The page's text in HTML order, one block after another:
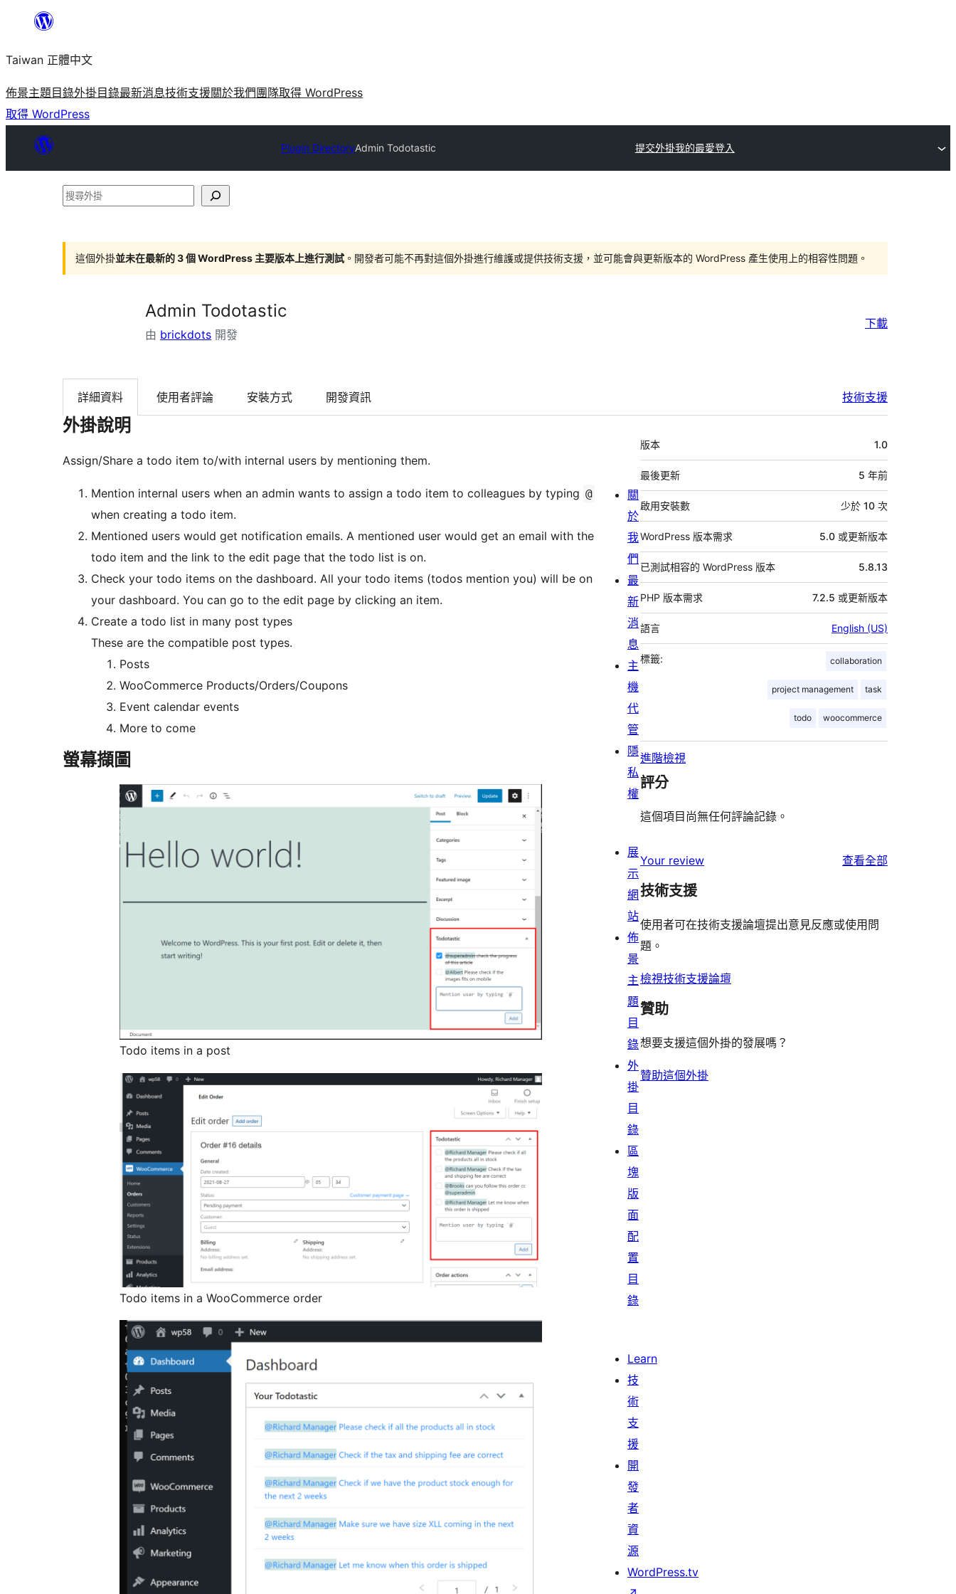
主
要
內
容
Taiwan 正體中文
佈景主題目錄外掛目錄最新消息技術支援關於我們 團隊取得 WordPress
取得 WordPress
Plugin DirectoryAdmin Todotastic 提交外掛我的最愛登入
搜
這個外掛並未在最新的 3 個 WordPress 主要版本上進行測試 。開發者可能不再對這個外掛進行維護或提供技術支援，並可能會與更新版本的 WordPress 產生使用上的相容性問題。
Admin Todotastic
由 brickdots 開發
下載
詳細資料 使用者評論 安裝方式 開發資訊 技術支援
外掛說明
Assign/Share a todo item to/with internal users by mentioning them.
Mention internal users when an admin wants to assign a todo item to colleagues by typing @
when creating a todo item.
Mentioned users would get notification emails. A mentioned user would get an email with the
todo item and the link to the edit page that the todo list is on.
Check your todo items on the dashboard. All your todo items (todos mention you) will be on
your dashboard. You can go to the edit page by clicking an item.
Create a todo list in many post types
These are the compatible post types.
Posts
WooCommerce Products/Orders/Coupons
Event calendar events
More to come
螢幕擷圖
Todo items in a post
Todo items in a WooCommerce order
中
繼
資
料
版本 1.0
最後更新 5 年前
啟用安裝數 少於 10 次
WordPress 版本需求 5.0 或更新版本
已測試相容的 WordPress 版本 5.8.13
PHP 版本需求 7.2.5 或更新版本
語言 English (US)
標籤: collaboration
project management task
todo woocommerce
進階檢視
評分
這個項目尚無任何評論記錄。
Your review 查看全部
技術支援
使用者可在技術支援論壇提出意見反應或使用問
題。
檢視技術支援論壇
贊助
想要支援這個外掛的發展嗎？
贊助這個外掛
關
於
我
們
最
新
消
息
主
機
代
管
隱
私
權
展
示
網
站
佈
景
主
題
目
錄
外
掛
目
錄
區
塊
版
面
配
置
目
錄
Learn
技
術
支
援
開
發
者
資
源
WordPress.tv